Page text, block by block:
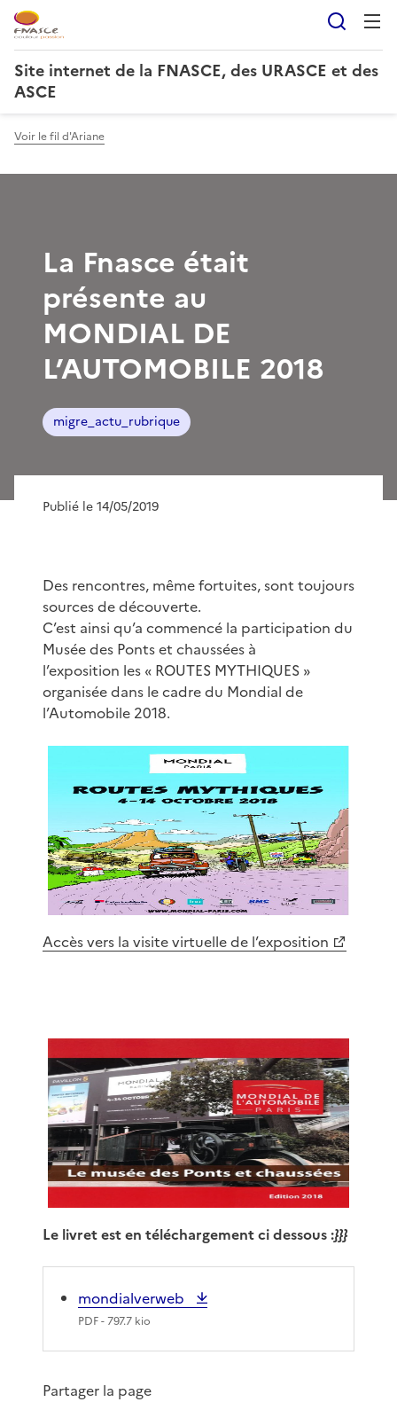
Site internet de la FNASCE, des URASCE et des
ASCE
Voir le fil d'Ariane
La Fnasce était
présente au
MONDIAL DE
L’AUTOMOBILE 2018
migre_actu_rubrique
Publié le 14/05/2019
Des rencontres, même fortuites, sont toujours
sources de découverte.
C’est ainsi qu’a commencé la participation du
Musée des Ponts et chaussées à
l’exposition les « ROUTES MYTHIQUES »
organisée dans le cadre du Mondial de
l’Automobile 2018.
Accès vers la visite virtuelle de l’exposition
Le livret est en téléchargement ci dessous :}}}
mondialverweb
PDF- 797.7 kio
Partager la page